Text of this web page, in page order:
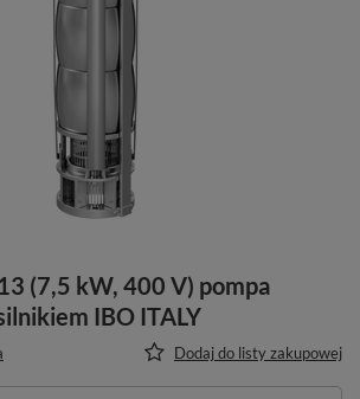
(7,5 kW, 400 V) pompa
IBO ITALY
Dodaj do listy zakupowej